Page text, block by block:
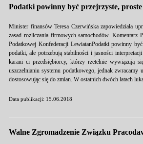
Podatki powinny być przejrzyste,
Minister finansów Teresa Czerwińska zapowiedziała
zasad rozliczania firmowych samochodów. Komentarz
Podatkowej Konfederacji LewiatanPodatki powinny
podatki, ale potrzebują stabilności i jasności
karani ci przedsiębiorcy, którzy rzetelnie wywiązują
uszczelnianiu systemu podatkowego, jednak zwracamy
dostosowując się do zmian. W ostatnich dwóch latach
Data publikacji: 15.06.2018
Walne Zgromadzenie Związku